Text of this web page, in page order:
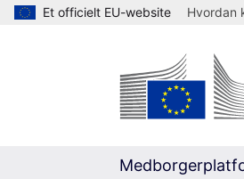
Et officielt EU-website Hvordan